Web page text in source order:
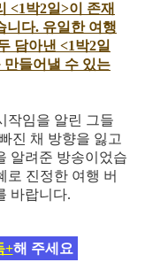
<1박2일>이 존재
니다. 유일한 여행
담아낸 <1박2일
들어낼 수 있는
작임을 알린 그들
진 채 방향을 잃고
알려준 방송이었습
로 진정한 여행 버
바랍니다.
+해 주세요